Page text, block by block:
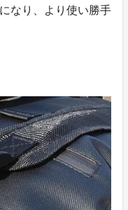
なり、より使い勝手